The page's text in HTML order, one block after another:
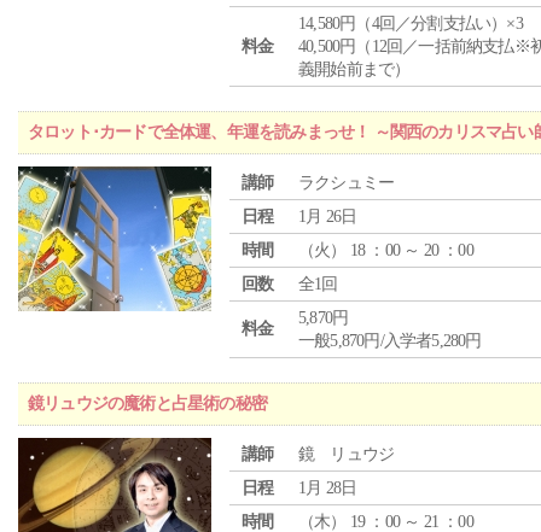
料金
14,580円（4回／分割支払い）×3
40,500円（12回／一括前納支払※
義開始前まで）
タロット･カードで全体運、年運を読みまっせ！ ～関西のカリスマ占
講師
ラクシュミー
日程
1月 26日
時間
（火 ） 18 ：00 ～ 20 ：00
回数
全1回
料金
5,870円
一般5,870円/入学者5,280円
鏡リュウジの魔術と占星術の秘密
講師
鏡 リュウジ
日程
1月 28日
時間
（木） 19 ：00 ～ 21 ：00